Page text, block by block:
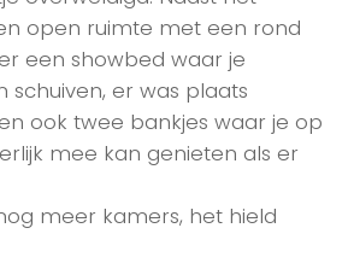
open ruimte met een rond
een showbed waar je
schuiven, er was plaats
ook twee bankjes waar je op
mee kan genieten als er
meer kamers, het hield